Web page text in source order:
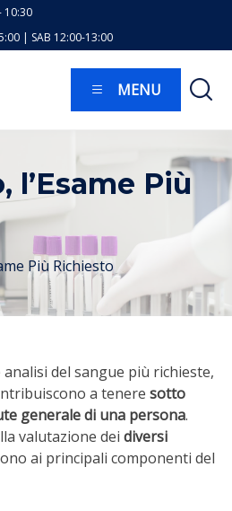
10:30
| SAB 12:00-13:00
MENU
l’Esame Più
Più Richiesto
analisi del sangue più richieste,
a tenere sotto
generale di una persona.
valutazione dei diversi
ai principali componenti del